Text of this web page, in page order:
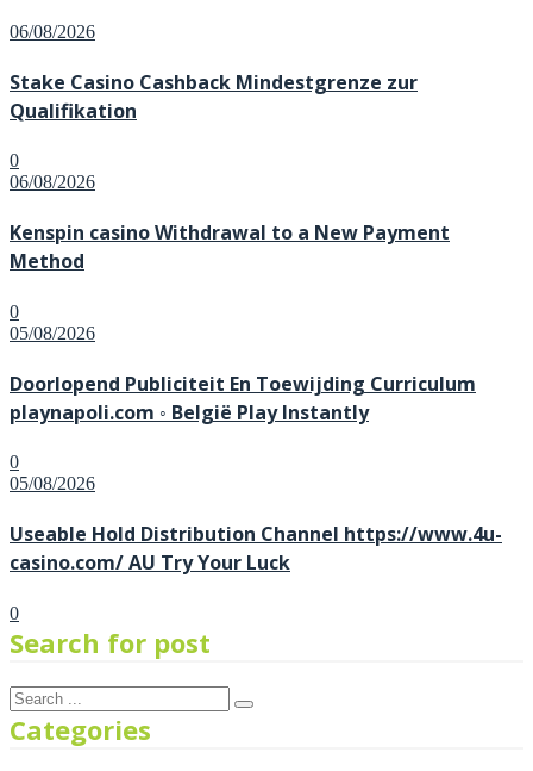
Posted
06/08/2026
Stake Casino Cashback Mindestgrenze zur
Qualifikation
0
Posted
06/08/2026
Kenspin casino Withdrawal to a New Payment
Method
0
Posted
05/08/2026
Doorlopend Publiciteit En Toewijding Curriculum
playnapoli.com ◦ België Play Instantly
0
Posted
05/08/2026
Useable Hold Distribution Channel https://www.4u-
casino.com/ AU Try Your Luck
0
Search for post
Categories